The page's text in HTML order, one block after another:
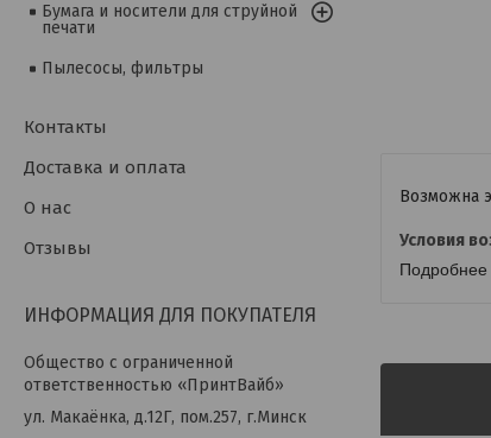
Подробнее
Бумага и носители для струйной
печати
Пылесосы, фильтры
Контакты
Доставка и оплата
О нас
Отзывы
ИНФОРМАЦИЯ ДЛЯ ПОКУПАТЕЛЯ
Общество с ограниченной
ответственностью «ПринтВайб»
ул. Макаёнка, д.12Г, пом.257, г.Минск